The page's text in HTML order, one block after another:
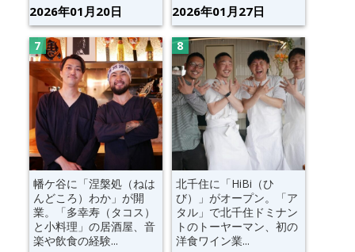
2026年01月20日 2026年01月27日
幡ケ谷に「涅槃処（ねは
んどころ）わか」が開
業。「多幸寿（タコス）
と小料理」の居酒屋、音
楽や飲食の経験...
北千住に「HiBi（ひ
び）」がオープン。「ア
タル」で北千住ドミナン
トのトーヤーマン、初の
洋食ワイン業...